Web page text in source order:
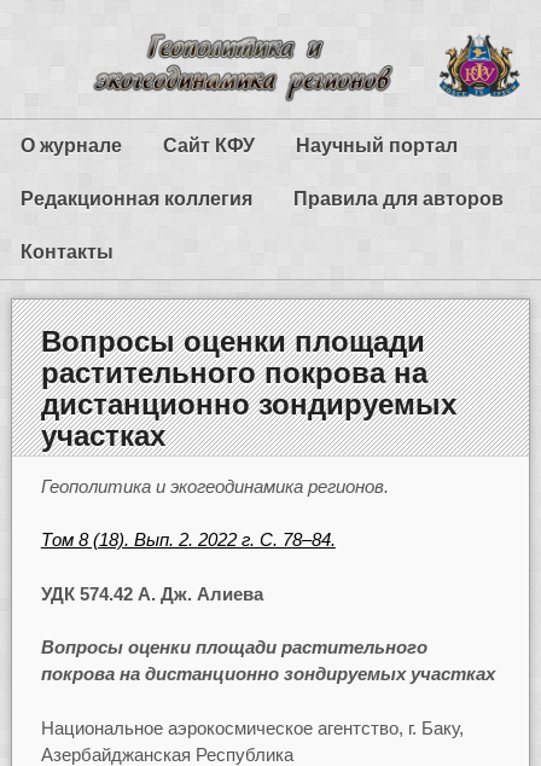
О журнале Сайт КФУ Научный портал
Редакционная коллегия Правила для авторов
Контакты
Вопросы оценки площади
растительного покрова на
дистанционно зондируемых
участках
Геополитика и экогеодинамика регионов.
Том 8 (18). Вып. 2. 2022 г. С. 78–84.
УДК 574.42 А. Дж. Алиева
Вопросы оценки площади растительного
покрова на дистанционно зондируемых участках
Национальное аэрокосмическое агентство, г. Баку,
Азербайджанская Республика